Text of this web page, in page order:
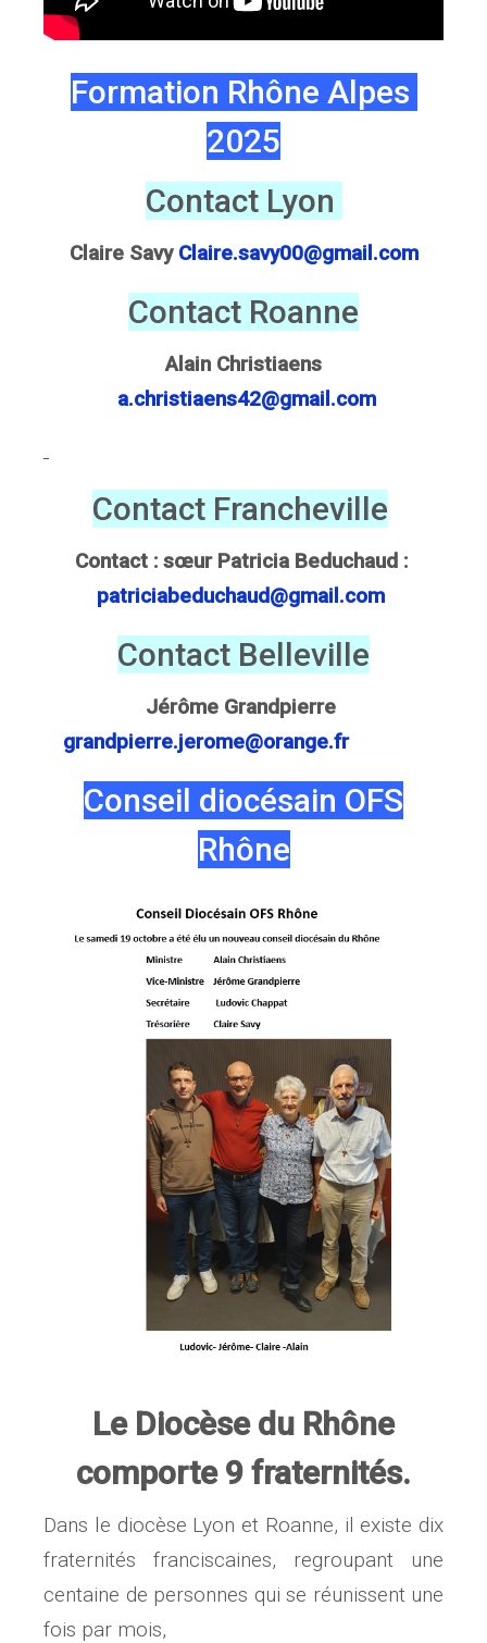
Formation Rhône Alpes
2025
Contact Lyon
Claire Savy Claire.savy00@gmail.com
Contact Roanne
Alain Christiaens
a.christiaens42@gmail.com
Contact Francheville
Contact : sœur Patricia Beduchaud :
patriciabeduchaud@gmail.com
Contact Belleville
Jérôme Grandpierre
grandpierre.jerome@orange.fr
Conseil diocésain OFS
Rhône
Le Diocèse du Rhône
comporte 9 fraternités.
Dans le diocèse Lyon et Roanne, il existe dix
fraternités franciscaines, regroupant une
centaine de personnes qui se réunissent une
fois par mois,